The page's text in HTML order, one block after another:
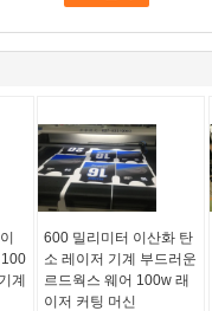
계
600 밀리미터 이산화 탄
소 레이저 기계 부드러운
르드웍스 웨어 100w 래
이저 커팅 머신